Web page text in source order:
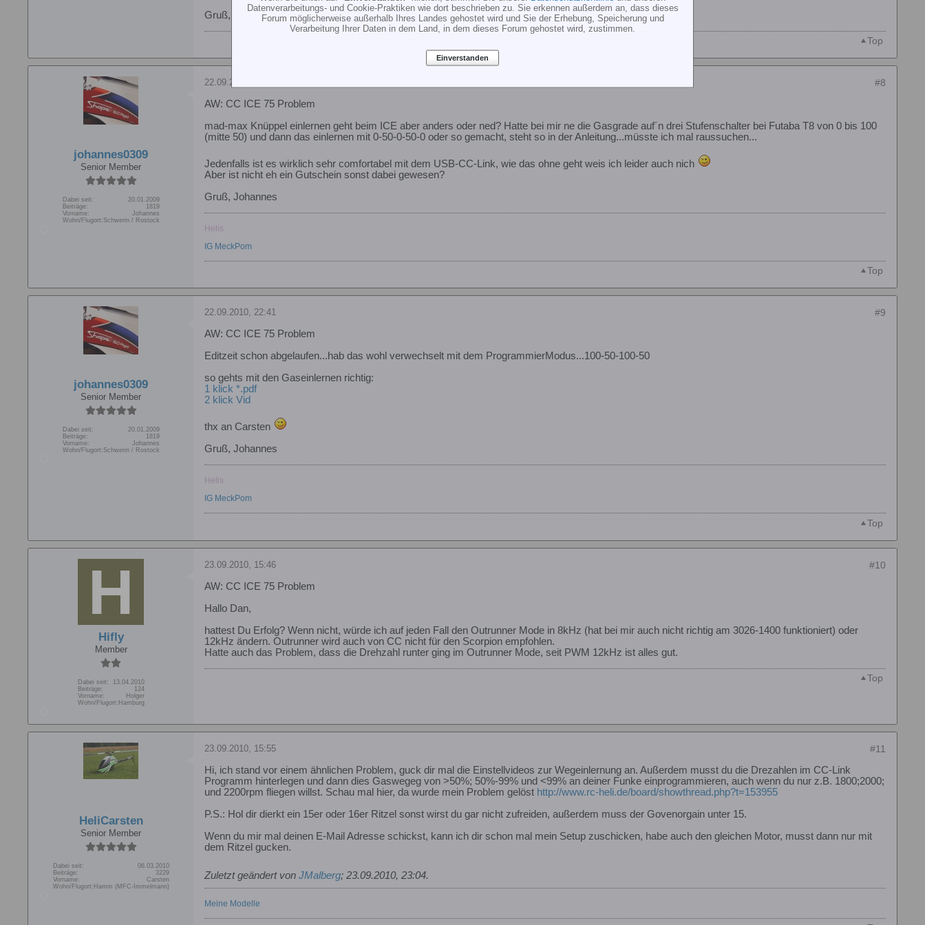
Gruß, Dima.
Top
johannes0309
Senior Member
Dabei seit:
20.01.2009
Beiträge:
1819
Vorname:
Johannes
Wohn/Flugort: Schwerin / Rostock
#8
22.09.2010, 22:20
AW: CC ICE 75 Problem
mad-max Knüppel einlernen geht beim ICE aber anders oder ned? Hatte bei mir ne die Gasgrade auf´n drei Stufenschalter bei Futaba T8 von 0 bis 100
(mitte 50) und dann das einlernen mit 0-50-0-50-0 oder so gemacht, steht so in der Anleitung...müsste ich mal raussuchen...
Jedenfalls ist es wirklich sehr comfortabel mit dem USB-CC-Link, wie das ohne geht weis ich leider auch nich
Aber ist nicht eh ein Gutschein sonst dabei gewesen?
Gruß, Johannes
Helis
IG MeckPom
Top
johannes0309
Senior Member
Dabei seit:
20.01.2009
Beiträge:
1819
Vorname:
Johannes
Wohn/Flugort: Schwerin / Rostock
#9
22.09.2010, 22:41
AW: CC ICE 75 Problem
Editzeit schon abgelaufen...hab das wohl verwechselt mit dem ProgrammierModus...100-50-100-50
so gehts mit den Gaseinlernen richtig:
1 klick *.pdf
2 klick Vid
thx an Carsten
Gruß, Johannes
Helis
IG MeckPom
Top
Hifly
Member
Dabei seit:
13.04.2010
Beiträge:
124
Vorname:
Holger
Wohn/Flugort: Hamburg
#10
23.09.2010, 15:46
AW: CC ICE 75 Problem
Hallo Dan,
hattest Du Erfolg? Wenn nicht, würde ich auf jeden Fall den Outrunner Mode in 8kHz (hat bei mir auch nicht richtig am 3026-1400 funktioniert) oder
12kHz ändern. Outrunner wird auch von CC nicht für den Scorpion empfohlen.
Hatte auch das Problem, dass die Drehzahl runter ging im Outrunner Mode, seit PWM 12kHz ist alles gut.
Top
HeliCarsten
Senior Member
Dabei seit:
06.03.2010
Beiträge:
3229
Vorname:
Carsten
Wohn/Flugort: Hamm (MFC-Immelmann)
#11
23.09.2010, 15:55
Hi, ich stand vor einem ähnlichen Problem, guck dir mal die Einstellvideos zur Wegeinlernung an. Außerdem musst du die Drezahlen im CC-Link
Programm hinterlegen und dann dies Gaswegeg von >50%; 50%-99% und <99% an deiner Funke einprogrammieren, auch wenn du nur z.B. 1800;2000;
und 2200rpm fliegen willst. Schau mal hier, da wurde mein Problem gelöst http://www.rc-heli.de/board/showthread.php?t=153955
P.S.: Hol dir dierkt ein 15er oder 16er Ritzel sonst wirst du gar nicht zufreiden, außerdem muss der Govenorgain unter 15.
Wenn du mir mal deinen E-Mail Adresse schickst, kann ich dir schon mal mein Setup zuschicken, habe auch den gleichen Motor, musst dann nur mit
dem Ritzel gucken.
Zuletzt geändert von JMalberg; 23.09.2010, 23:04.
Meine Modelle
Datenverarbeitungs- und Cookie-Praktiken wie dort beschrieben zu. Sie erkennen außerdem an, dass dieses
Forum möglicherweise außerhalb Ihres Landes gehostet wird und Sie der Erhebung, Speicherung und
Verarbeitung Ihrer Daten in dem Land, in dem dieses Forum gehostet wird, zustimmen.
Einverstanden